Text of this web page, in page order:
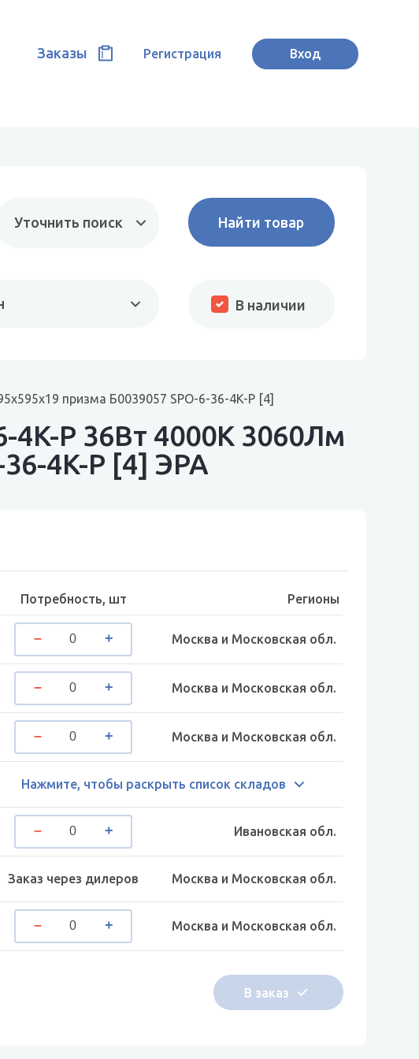
Заказы Регистрация Вход
Уточнить поиск
В наличии
призма Б0039057 SPO-6-36-4K-P [4]
P 36Вт 4000К 3060Лм
4K-P [4] ЭРА
Потребность, шт Регионы
Москва и Московская обл.
Москва и Московская обл.
Москва и Московская обл.
Нажмите, чтобы раскрыть список складов
Ивановская обл.
Заказ через дилеров Москва и Московская обл.
Москва и Московская обл.